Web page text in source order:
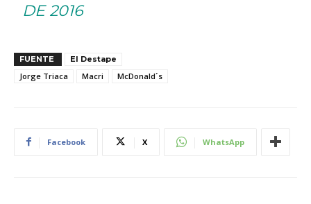
DE 2016
FUENTE El Destape
Jorge Triaca Macri McDonald´s
Facebook X WhatsApp